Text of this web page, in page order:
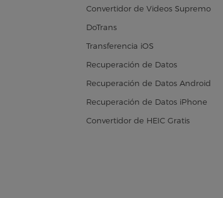
Convertidor de Videos Supremo
DoTrans
Transferencia iOS
Recuperación de Datos
Recuperación de Datos Android
Recuperación de Datos iPhone
Convertidor de HEIC Gratis